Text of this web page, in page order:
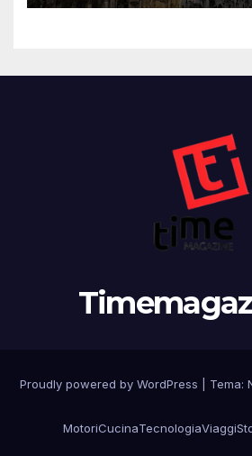
Proudly powered by WordPress Tema:
MotoriCucinaTecnologiaViaggi